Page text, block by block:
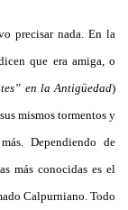
precisar nada. En la
que era amiga, o
en la Antigüedad)
mismos tormentos y
Dependiendo de
más conocidas es el
Calpurniano. Todo